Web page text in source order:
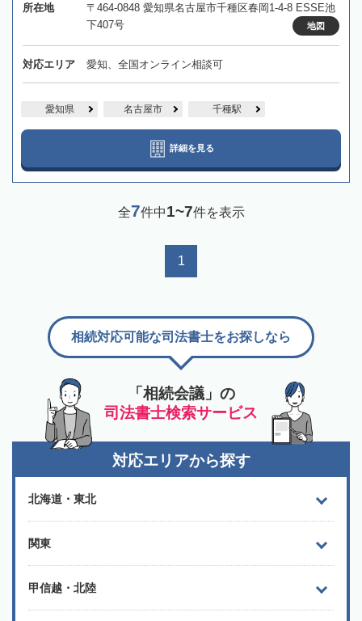
所在地
〒464-0848 愛知県名古屋市千種区春岡1-4-8 ESSE池
下407号
地図
対応エリア 愛知、全国オンライン相談可
愛知県 名古屋市 千種駅
詳細を見る
全7件中1~7件を表示
1
「相続会議」の
司法書士検索サービス
相続対応可能な司法書士をお探しなら
対応エリアから探す
北海道・東北
関東
甲信越・北陸